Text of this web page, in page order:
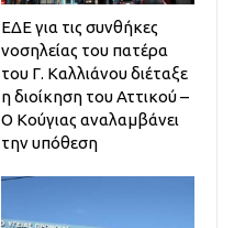
ΕΔΕ για τις συνθήκες
νοσηλείας του πατέρα
του Γ. Καλλιάνου διέταξε
η διοίκηση του Αττικού –
Ο Κούγιας αναλαμβάνει
την υπόθεση